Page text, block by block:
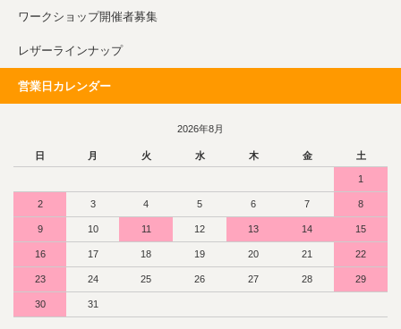
ワークショップ開催者募集
レザーラインナップ
営業日カレンダー
2026年8月
日 月 火 水 木 金 土
1
2 3 4 5 6 7 8
9 10 11 12 13 14 15
16 17 18 19 20 21 22
23 24 25 26 27 28 29
30 31